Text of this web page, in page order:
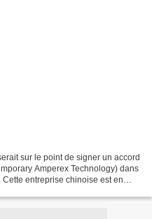
sur le point de signer un accord
Amperex Technology) dans
entreprise chinoise est en